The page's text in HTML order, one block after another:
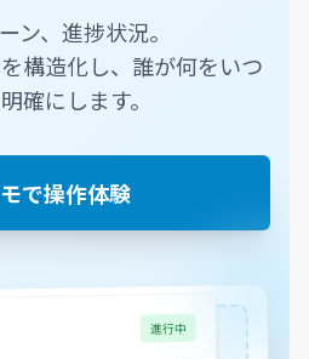
ン、進捗状況。
構造化し、誰が何をいつ
確にします。
で操作体験
進行中